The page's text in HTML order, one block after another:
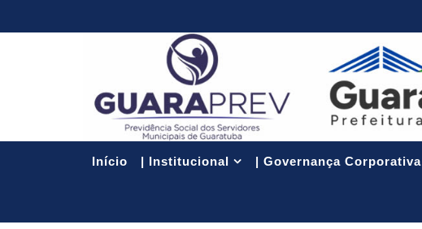
Início | Institucional | Governança Corporativa